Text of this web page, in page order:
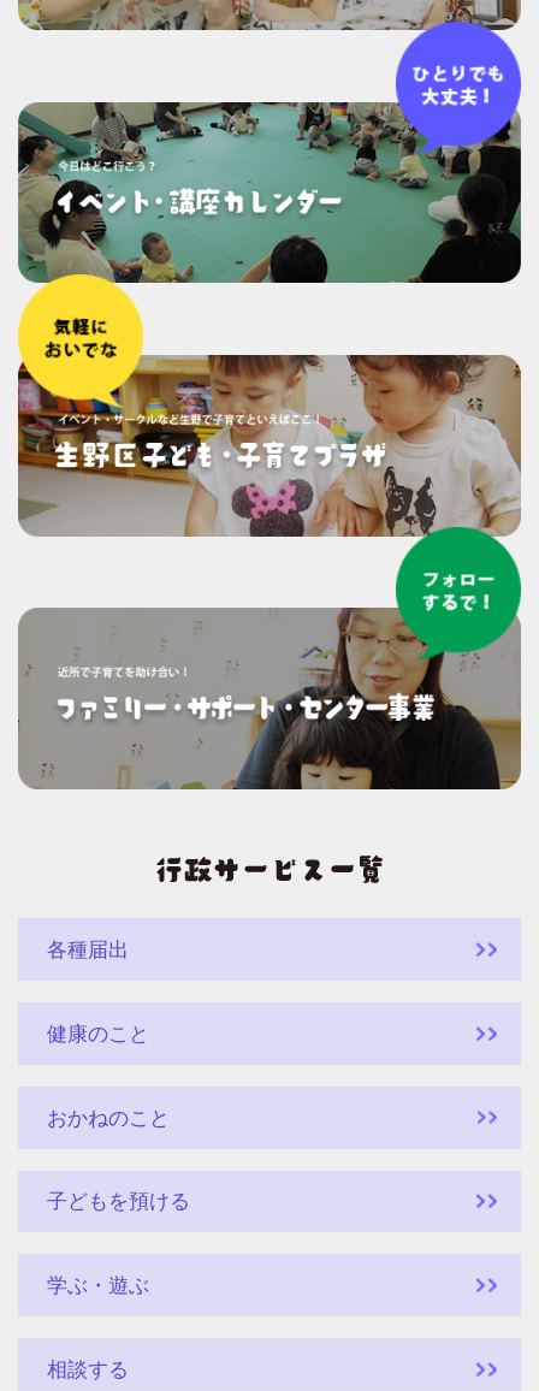
各種届出
健康のこと
おかねのこと
子どもを預ける
学ぶ・遊ぶ
相談する